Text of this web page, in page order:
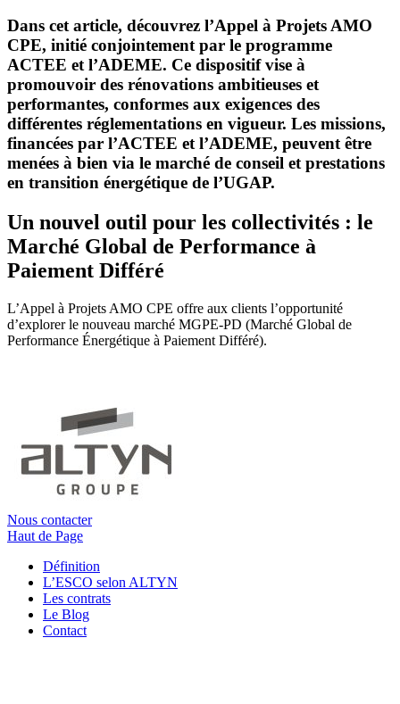
Dans cet article, découvrez l’Appel à Projets AMO
CPE, initié conjointement par le programme
ACTEE et l’ADEME. Ce dispositif vise à
promouvoir des rénovations ambitieuses et
performantes, conformes aux exigences des
différentes réglementations en vigueur. Les missions,
financées par l’ACTEE et l’ADEME, peuvent être
menées à bien via le marché de conseil et prestations
en transition énergétique de l’UGAP.
Un nouvel outil pour les collectivités : le
Marché Global de Performance à
Paiement Différé
L’Appel à Projets AMO CPE offre aux clients l’opportunité
d’explorer le nouveau marché MGPE-PD (Marché Global de
Performance Énergétique à Paiement Différé).
Nous contacter
Haut de Page
Définition
L’ESCO selon ALTYN
Les contrats
Le Blog
Contact